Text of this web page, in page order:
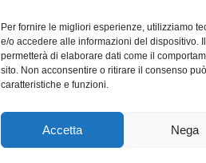
Per fornire le migliori esperienze, utilizziamo
e/o accedere alle informazioni del dispositivo.
permetterà di elaborare dati come il
sito. Non acconsentire o ritirare il consenso
caratteristiche e funzioni.
Accetta Nega
Concept: Annamaria